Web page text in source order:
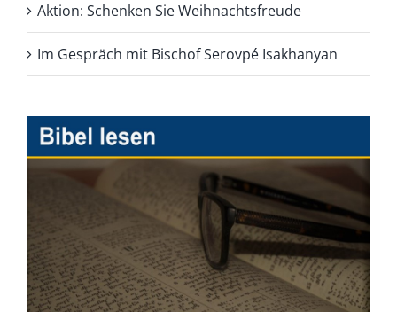
Aktion: Schenken Sie Weihnachtsfreude
Im Gespräch mit Bischof Serovpé Isakhanyan